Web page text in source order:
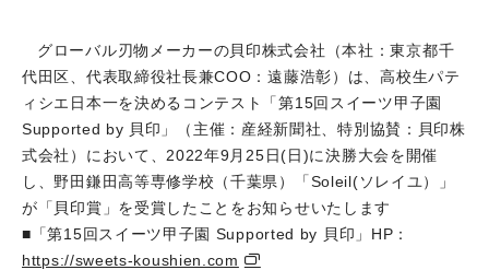
グローバル刃物メーカーの貝印株式会社（本社：東京都千
代田区、代表取締役社長兼COO：遠藤浩彰）は、高校生パテ
ィシエ日本一を決めるコンテスト「第15回スイーツ甲子園
Supported by 貝印」（主催：産経新聞社、特別協賛：貝印株
式会社）において、2022年9月25日(日)に決勝大会を開催
し、野田鎌田高等専修学校（千葉県）「Soleil(ソレイユ）」
が「貝印賞」を受賞したことをお知らせいたします
■「第15回スイーツ甲子園 Supported by 貝印」HP：
https://sweets-koushien.com